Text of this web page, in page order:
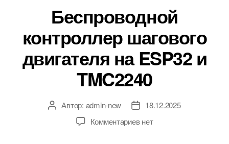
б
р
и
к
и
Беспроводной
контроллер шагового
двигателя на ESP32 и
TMC2240
А Автор: admin-new
Д
т
18.12.2025
Комментариевк
нет